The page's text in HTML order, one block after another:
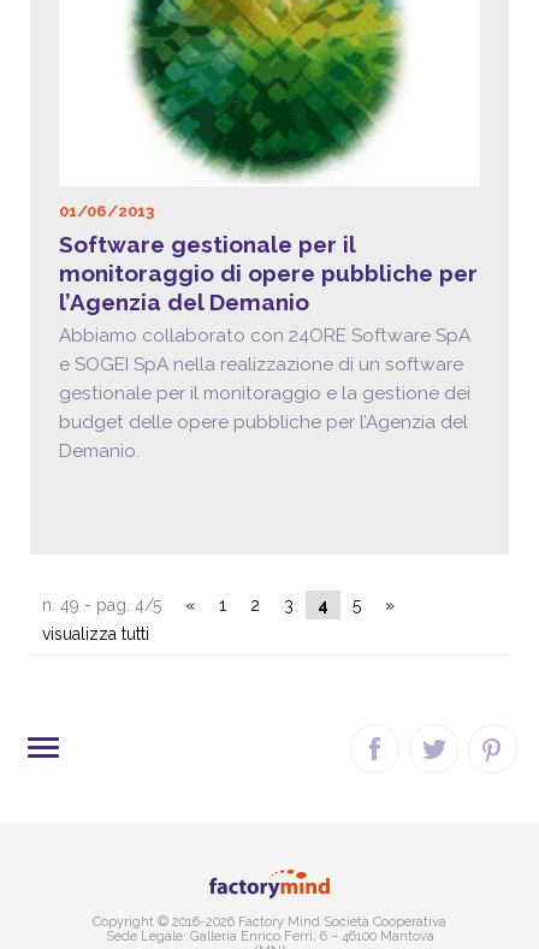
01/06/2013
Software gestionale per il
monitoraggio di opere pubbliche per
l’Agenzia del Demanio
Abbiamo collaborato con 24ORE Software SpA
e SOGEI SpA nella realizzazione di un software
gestionale per il monitoraggio e la gestione dei
budget delle opere pubbliche per l’Agenzia del
Demanio.
n. 49 - pag. 4/5 « 1 2 3 4 5
»
visualizza tutti
Copyright © 2016-2026 Factory Mind Società Cooperativa
Sede Legale: Galleria Enrico Ferri, 6 – 46100 Mantova